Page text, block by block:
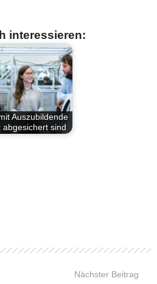
interessieren:
Auszubildende
abgesichert sind
Nächster Beitrag